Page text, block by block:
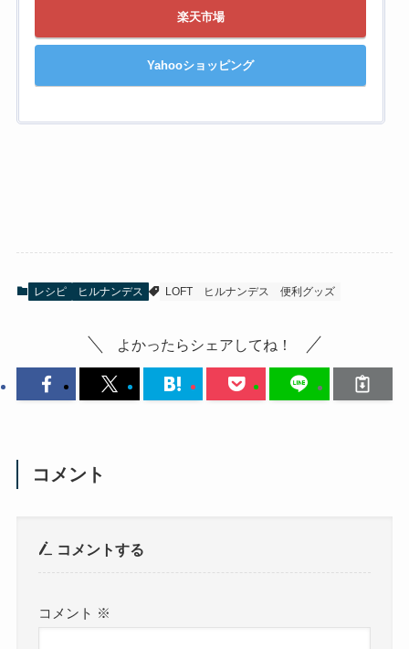
楽天市場
Yahooショッピング
レシピ ヒルナンデス LOFT ヒルナンデス 便利グッズ
よかったらシェアしてね！
コメント
コメントする
コメント ※